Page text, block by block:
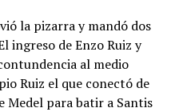
la pizarra y mandó dos
ingreso de Enzo Ruiz y
al medio
Ruiz el que conectó de
Medel para batir a Santis